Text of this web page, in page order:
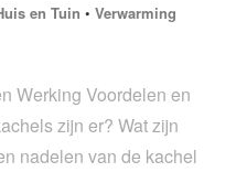
en Tuin •Verwarming
Werking Voordelen en
zijn er? Wat zijn
nadelen van de kachel